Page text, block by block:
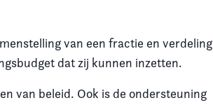
van een fractie en verdeling
dat zij kunnen inzetten.
van beleid. Ook is de ondersteuning